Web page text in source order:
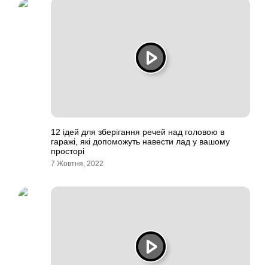
12 ідей для зберігання речей над головою в
гаражі, які допоможуть навести лад у вашому
просторі
7 Жовтня, 2022